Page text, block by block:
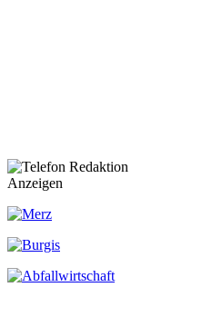
Anzeigen